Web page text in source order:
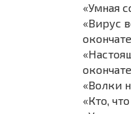
«Умная
«Вирус
«Волки
«Кто,